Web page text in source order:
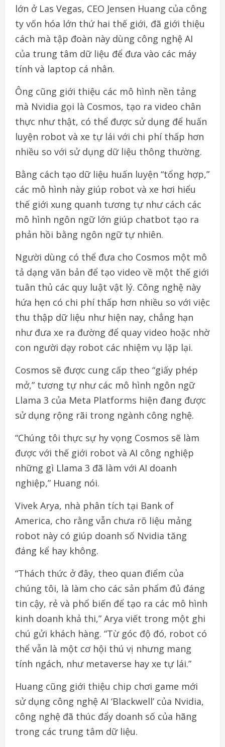
lớn ở Las Vegas, CEO Jensen Huang của công
ty vốn hóa lớn thứ hai thế giới, đã giới thiệu
cách mà tập đoàn này dùng công nghệ AI
của trung tâm dữ liệu để đưa vào các máy
tính và laptop cá nhân.
Ông cũng giới thiệu các mô hình nền tảng
mà Nvidia gọi là Cosmos, tạo ra video chân
thực như thật, có thể được sử dụng để huấn
luyện robot và xe tự lái với chi phí thấp hơn
nhiều so với sử dụng dữ liệu thông thường.
Bằng cách tạo dữ liệu huấn luyện “tổng hợp,”
các mô hình này giúp robot và xe hơi hiểu
thế giới xung quanh tương tự như cách các
mô hình ngôn ngữ lớn giúp chatbot tạo ra
phản hồi bằng ngôn ngữ tự nhiên.
Người dùng có thể đưa cho Cosmos một mô
tả dạng văn bản để tạo video về một thế giới
tuân thủ các quy luật vật lý. Công nghệ này
hứa hẹn có chi phí thấp hơn nhiều so với việc
thu thập dữ liệu như hiện nay, chẳng hạn
như đưa xe ra đường để quay video hoặc nhờ
con người dạy robot các nhiệm vụ lặp lại.
Cosmos sẽ được cung cấp theo “giấy phép
mở,” tương tự như các mô hình ngôn ngữ
Llama 3 của Meta Platforms hiện đang được
sử dụng rộng rãi trong ngành công nghệ.
“Chúng tôi thực sự hy vọng Cosmos sẽ làm
được với thế giới robot và AI công nghiệp
những gì Llama 3 đã làm với AI doanh
nghiệp,” Huang nói.
Vivek Arya, nhà phân tích tại Bank of
America, cho rằng vẫn chưa rõ liệu mảng
robot này có giúp doanh số Nvidia tăng
đáng kể hay không.
“Thách thức ở đây, theo quan điểm của
chúng tôi, là làm cho các sản phẩm đủ đáng
tin cậy, rẻ và phổ biến để tạo ra các mô hình
kinh doanh khả thi,” Arya viết trong một ghi
chú gửi khách hàng. “Từ góc độ đó, robot có
thể vẫn là một cơ hội thú vị nhưng mang
tính ngách, như metaverse hay xe tự lái.”
Huang cũng giới thiệu chip chơi game mới
sử dụng công nghệ AI ‘Blackwell’ của Nvidia,
công nghệ đã thúc đẩy doanh số của hãng
trong các trung tâm dữ liệu.